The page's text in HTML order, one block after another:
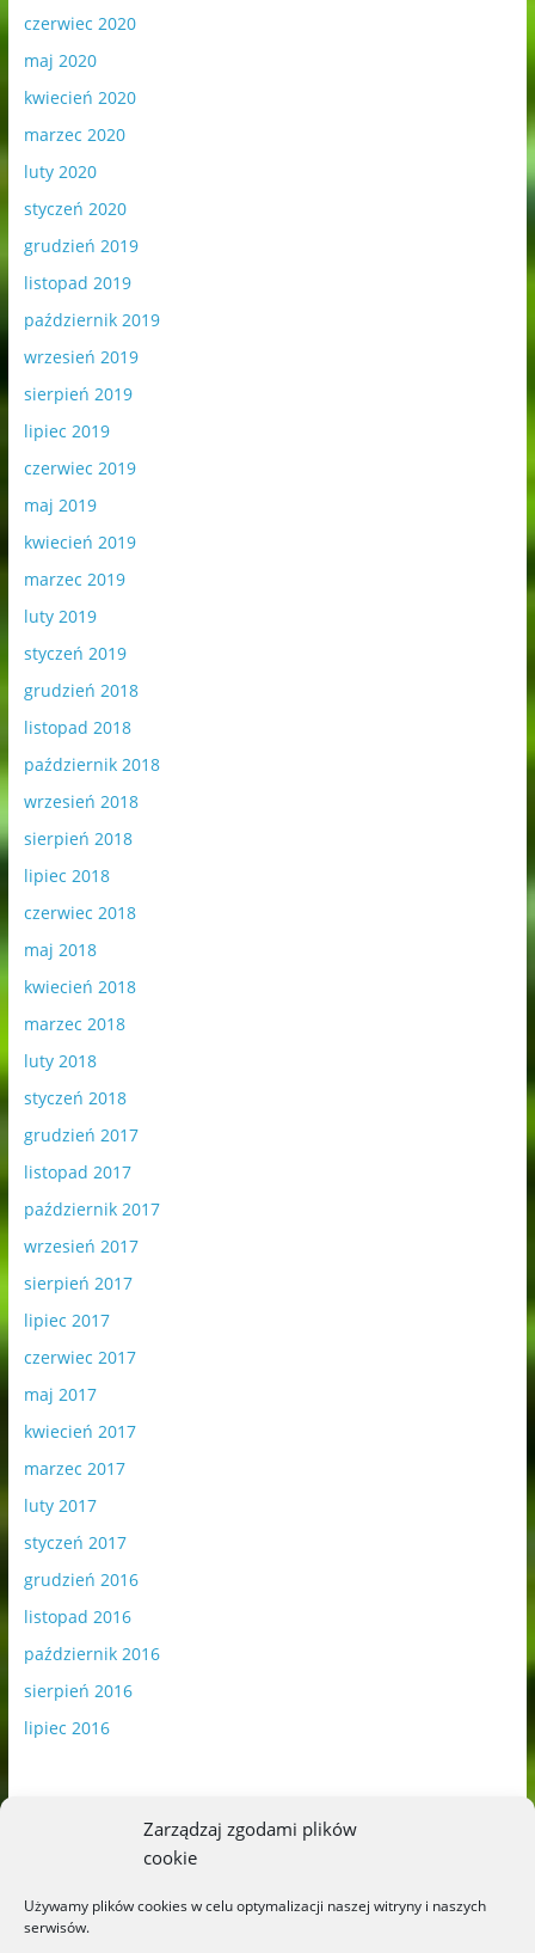
Zarządzaj zgodami plików
cookie
Używamy plików cookies w celu optymalizacji naszej witryny i naszych
serwisów.
czerwiec 2020
maj 2020
kwiecień 2020
marzec 2020
luty 2020
styczeń 2020
grudzień 2019
listopad 2019
październik 2019
wrzesień 2019
sierpień 2019
lipiec 2019
czerwiec 2019
maj 2019
kwiecień 2019
marzec 2019
luty 2019
styczeń 2019
grudzień 2018
listopad 2018
październik 2018
wrzesień 2018
sierpień 2018
lipiec 2018
czerwiec 2018
maj 2018
kwiecień 2018
marzec 2018
luty 2018
styczeń 2018
grudzień 2017
listopad 2017
październik 2017
wrzesień 2017
sierpień 2017
lipiec 2017
czerwiec 2017
maj 2017
kwiecień 2017
marzec 2017
luty 2017
styczeń 2017
grudzień 2016
listopad 2016
październik 2016
sierpień 2016
lipiec 2016